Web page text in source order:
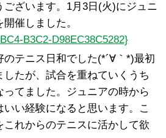
ございます。1月3日(火)にジュニ
催しました。
テニス日和でした(*´∀｀*)最初
たが、試合を重ねていくうち
てました。ジュニアの時から
い経験になると思います。こ
れからのテニスに活かして欲